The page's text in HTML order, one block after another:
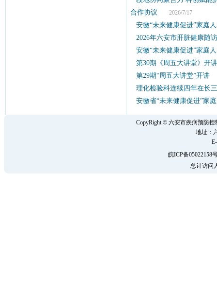
合作协议 2026/7/17
安徽“未来健康促进”家庭
2026年六安市肝脏健康随
安徽“未来健康促进”家庭
第30期《周五大讲堂》开讲
第29期“周五大讲堂”开讲
理化检验科连续四年在长
安徽省“未来健康促进”家
CopyRight © 六安市疾病预防
地址：
皖ICP备05022158
总计访问